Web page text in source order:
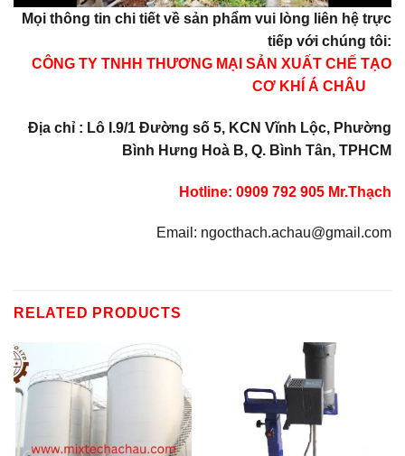
Mọi thông tin chi tiết về sản phẩm vui lòng liên hệ trực
tiếp với chúng tôi:
CÔNG TY TNHH THƯƠNG MẠI SẢN XUẤT CHẾ TẠO
CƠ KHÍ Á CHÂU
Địa chỉ : Lô I.9/1 Đường số 5, KCN Vĩnh Lộc, Phường
Bình Hưng Hoà B, Q. Bình Tân, TPHCM
Hotline: 0909 792 905 Mr.Thạch
Email: ngocthach.achau@gmail.com
RELATED PRODUCTS